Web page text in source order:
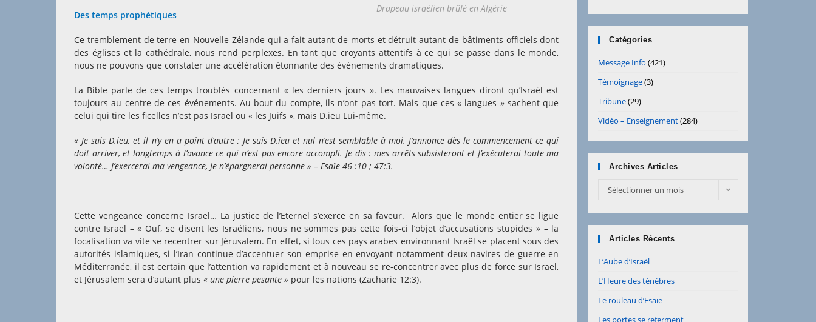
Drapeau israélien brûlé en Algérie
Des temps prophétiques
Ce tremblement de terre en Nouvelle Zélande qui a fait autant de morts et détruit autant de bâtiments officiels dont
des églises et la cathédrale, nous rend perplexes. En tant que croyants attentifs à ce qui se passe dans le monde,
nous ne pouvons que constater une accélération étonnante des événements dramatiques.
La Bible parle de ces temps troublés concernant « les derniers jours ». Les mauvaises langues diront qu’Israël est
toujours au centre de ces événements. Au bout du compte, ils n’ont pas tort. Mais que ces « langues » sachent que
celui qui tire les ficelles n’est pas Israël ou « les Juifs », mais D.ieu Lui-même.
« Je suis D.ieu, et il n’y en a point d’autre ; Je suis D.ieu et nul n’est semblable à moi. J’annonce dès le commencement ce qui
doit arriver, et longtemps à l’avance ce qui n’est pas encore accompli. Je dis : mes arrêts subsisteront et J’exécuterai toute ma
volonté… J’exercerai ma vengeance, Je n’épargnerai personne » – Esaïe 46 :10 ; 47:3.
Cette vengeance concerne Israël… La justice de l’Eternel s’exerce en sa faveur. Alors que le monde entier se ligue
contre Israël – « Ouf, se disent les Israéliens, nous ne sommes pas cette fois-ci l’objet d’accusations stupides » – la
focalisation va vite se recentrer sur Jérusalem. En effet, si tous ces pays arabes environnant Israël se placent sous des
autorités islamiques, si l’Iran continue d’accentuer son emprise en envoyant notamment deux navires de guerre en
Méditerranée, il est certain que l’attention va rapidement et à nouveau se re-concentrer avec plus de force sur Israël,
et Jérusalem sera d’autant plus « une pierre pesante » pour les nations (Zacharie 12:3).
Catégories
Message Info (421)
Témoignage(3)
Tribune(29)
Vidéo – Enseignement(284)
Archives Articles
Archives
Sélectionner un mois
Articles Récents
L’Aube d’Israël
L’Heure des ténèbres
Le rouleau d’Esaïe
Les portes se referment